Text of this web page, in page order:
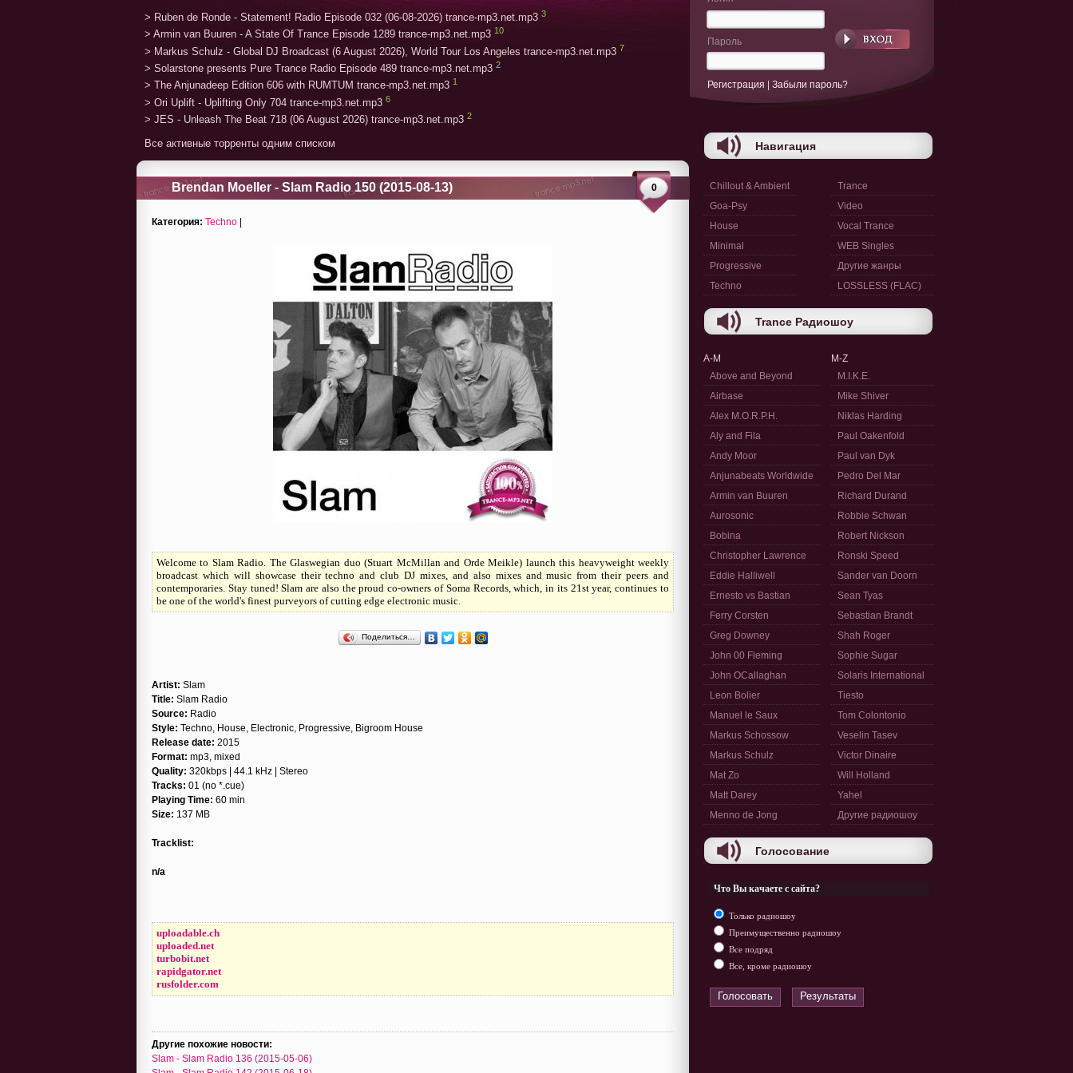
> Ruben de Ronde - Statement! Radio Episode 032 (06-08-2026) trance-mp3.net.mp3 3
> Armin van Buuren - A State Of Trance Episode 1289 trance-mp3.net.mp3 10
> Markus Schulz - Global DJ Broadcast (6 August 2026), World Tour Los Angeles trance-mp3.net.mp3 7
> Solarstone presents Pure Trance Radio Episode 489 trance-mp3.net.mp3 2
> The Anjunadeep Edition 606 with RUMTUM trance-mp3.net.mp3 1
> Ori Uplift - Uplifting Only 704 trance-mp3.net.mp3 6
> JES - Unleash The Beat 718 (06 August 2026) trance-mp3.net.mp3 2
Все активные торренты одним списком
Brendan Moeller - Slam Radio 150 (2015-08-13) 0
Категория: Techno |
Welcome to Slam Radio. The Glaswegian duo (Stuart McMillan and Orde Meikle) launch this heavyweight weekly
broadcast which will showcase their techno and club DJ mixes, and also mixes and music from their peers and
contemporaries. Stay tuned! Slam are also the proud co-owners of Soma Records, which, in its 21st year, continues to
be one of the world's finest purveyors of cutting edge electronic music.
Поделиться…
Artist: Slam
Title: Slam Radio
Source: Radio
Style: Techno, House, Electronic, Progressive, Bigroom House
Release date: 2015
Format: mp3, mixed
Quality: 320kbps | 44.1 kHz | Stereo
Tracks: 01 (no *.cue)
Playing Time: 60 min
Size: 137 MB
Tracklist:
n/a
uploadable.ch
uploaded.net
turbobit.net
rapidgator.net
rusfolder.com
Другие похожие новости:
Slam - Slam Radio 136 (2015-05-06)
Пароль
Регистрация Забыли пароль?
Навигация
Chillout & Ambient
Goa-Psy
House
Minimal
Progressive
Techno
Trance
Video
Vocal Trance
WEB Singles
Другие жанры
LOSSLESS (FLAC)
Trance Радиошоу
A-M
Above and Beyond
Airbase
Alex M.O.R.P.H.
Aly and Fila
Andy Moor
Anjunabeats Worldwide
Armin van Buuren
Aurosonic
Bobina
Christopher Lawrence
Eddie Halliwell
Ernesto vs Bastian
Ferry Corsten
Greg Downey
John 00 Fleming
John OCallaghan
Leon Bolier
Manuel le Saux
Markus Schossow
Markus Schulz
Mat Zo
Matt Darey
Menno de Jong
M-Z
M.I.K.E.
Mike Shiver
Niklas Harding
Paul Oakenfold
Paul van Dyk
Pedro Del Mar
Richard Durand
Robbie Schwan
Robert Nickson
Ronski Speed
Sander van Doorn
Sean Tyas
Sebastian Brandt
Shah Roger
Sophie Sugar
Solaris International
Tiesto
Tom Colontonio
Veselin Tasev
Victor Dinaire
Will Holland
Yahel
Другие радиошоу
Голосование
Что Вы качаете с сайта?
Только радиошоу
Преимущественно радиошоу
Все подряд
Все, кроме радиошоу
Голосовать Результаты